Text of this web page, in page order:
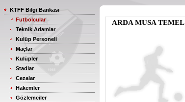
KTFF Bilgi Bankası
Futbolcular
Teknik Adamlar
Kulüp Personeli
Maçlar
Kulüpler
Stadlar
Cezalar
Hakemler
Gözlemciler
ARDA MUSA TEMEL